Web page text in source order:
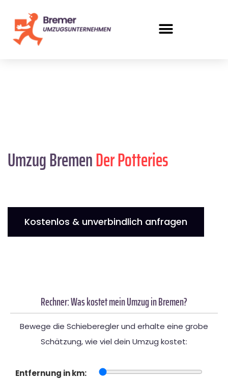
Umzug BremenDer Potteries
Kostenlos & unverbindlich anfragen
Rechner: Was kostet mein Umzug in Bremen?
Bewege die Schieberegler und erhalte eine grobe
Schätzung, wie viel dein Umzug kostet:
Entfernung in km: